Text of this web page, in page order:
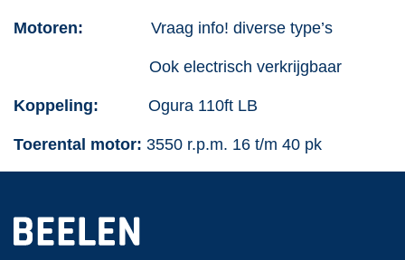
Motoren: Vraag info! diverse type’s
Ook electrisch verkrijgbaar
Koppeling: Ogura 110ft LB
Toerental motor: 3550 r.p.m. 16 t/m 40 pk